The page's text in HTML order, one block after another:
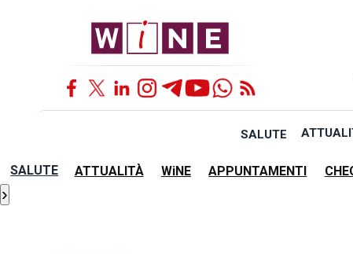
SALUTE
SALUTE ATTUALITÀ WiNE APPUNTAMENTI
›